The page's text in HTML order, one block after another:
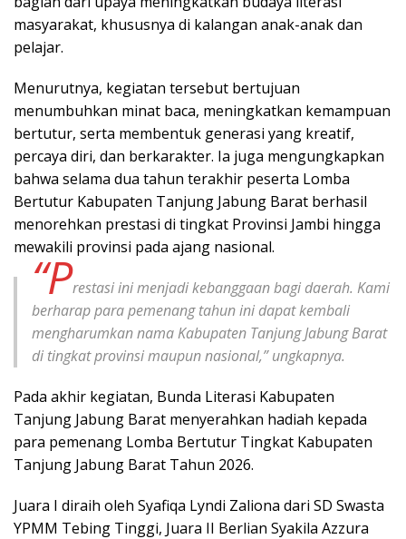
masyarakat, khususnya di kalangan anak-anak dan
pelajar.
Menurutnya, kegiatan tersebut bertujuan
menumbuhkan minat baca, meningkatkan kemampuan
bertutur, serta membentuk generasi yang kreatif,
percaya diri, dan berkarakter. Ia juga mengungkapkan
bahwa selama dua tahun terakhir peserta Lomba
Bertutur Kabupaten Tanjung Jabung Barat berhasil
menorehkan prestasi di tingkat Provinsi Jambi hingga
mewakili provinsi pada ajang nasional.
“Prestasi ini menjadi kebanggaan bagi daerah. Kami
berharap para pemenang tahun ini dapat kembali
mengharumkan nama Kabupaten Tanjung Jabung Barat
di tingkat provinsi maupun nasional,” ungkapnya.
Pada akhir kegiatan, Bunda Literasi Kabupaten
Tanjung Jabung Barat menyerahkan hadiah kepada
para pemenang Lomba Bertutur Tingkat Kabupaten
Tanjung Jabung Barat Tahun 2026.
Juara I diraih oleh Syafiqa Lyndi Zaliona dari SD Swasta
YPMM Tebing Tinggi, Juara II Berlian Syakila Azzura